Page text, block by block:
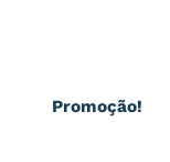
Promoção!